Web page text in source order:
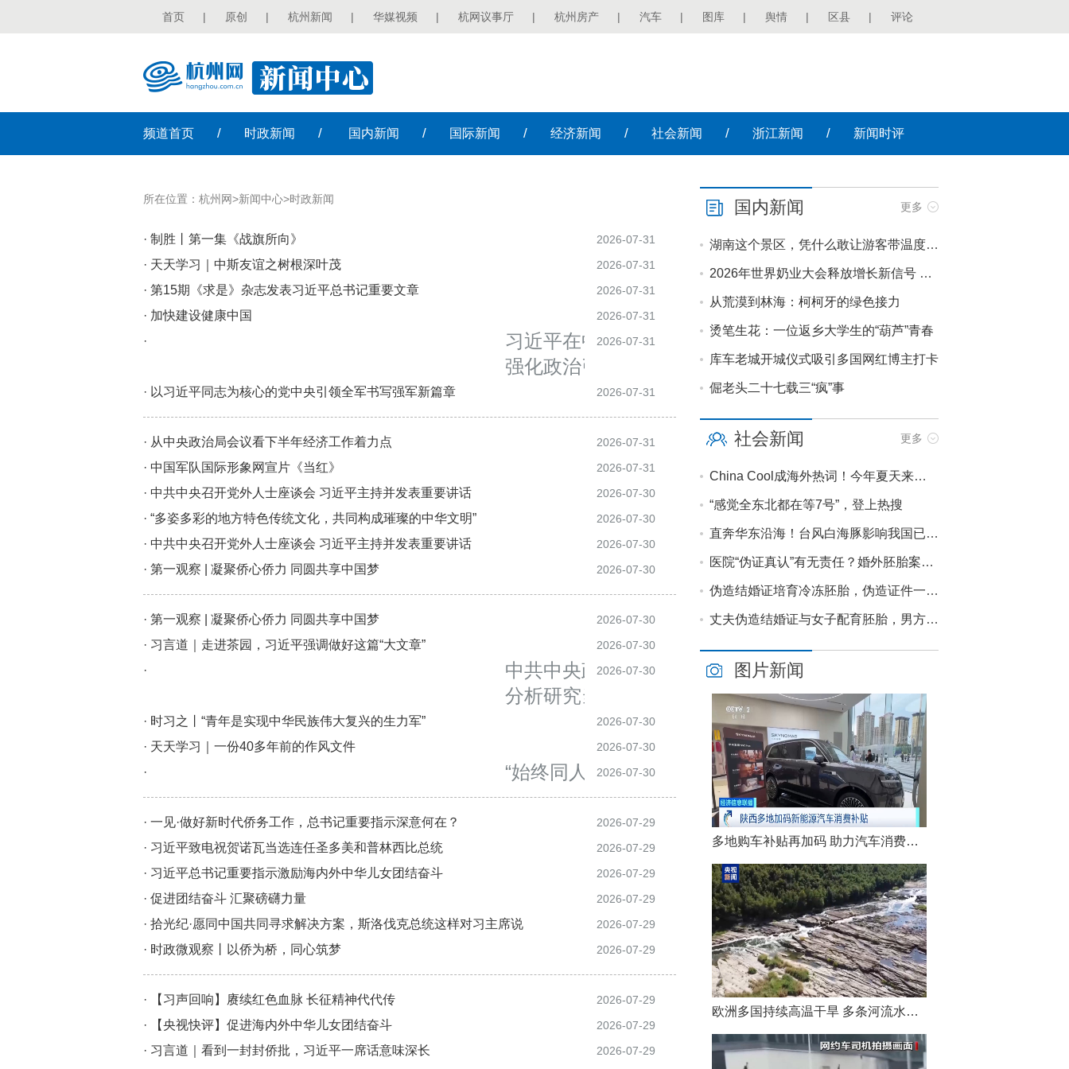
首页 | 原创 | 杭州新闻 | 华媒视频 | 杭网议事厅 | 杭州房产 | 汽车 | 图库 | 舆情 | 区县 | 评论
频道首页 / 时政新闻 / 国内新闻 / 国际新闻 / 经济新闻 / 社会新闻 / 浙江新闻 / 新闻时评
所在位置： 杭州网>新闻中心>时政新闻
· 制胜丨第一集《战旗所向》 2026-07-31
· 天天学习｜中斯友谊之树根深叶茂 2026-07-31
· 第15期《求是》杂志发表习近平总书记重要文章 2026-07-31
· 加快建设健康中国 2026-07-31
·
习近平在中共中央政治局第二十七次集体学习时强调
强化政治引领 深化创新发展 高质量推进国防和军队现代化
2026-07-31
· 以习近平同志为核心的党中央引领全军书写强军新篇章 2026-07-31
· 从中央政治局会议看下半年经济工作着力点 2026-07-31
· 中国军队国际形象网宣片《当红》 2026-07-31
· 中共中央召开党外人士座谈会 习近平主持并发表重要讲话 2026-07-30
· “多姿多彩的地方特色传统文化，共同构成璀璨的中华文明” 2026-07-30
· 中共中央召开党外人士座谈会 习近平主持并发表重要讲话 2026-07-30
· 第一观察 | 凝聚侨心侨力 同圆共享中国梦 2026-07-30
· 第一观察 | 凝聚侨心侨力 同圆共享中国梦 2026-07-30
· 习言道｜走进茶园，习近平强调做好这篇“大文章” 2026-07-30
·
中共中央政治局召开会议 决定召开二十届五中全会
分析研究当前经济形势和经济工作 中共中央总书记习近平主持会议
2026-07-30
· 时习之丨“青年是实现中华民族伟大复兴的生力军” 2026-07-30
· 天天学习｜一份40多年前的作风文件 2026-07-30
· “始终同人民同呼吸、共命运、心连心”（总书记的人民情怀）
2026-07-30
· 一见·做好新时代侨务工作，总书记重要指示深意何在？ 2026-07-29
· 习近平致电祝贺诺瓦当选连任圣多美和普林西比总统 2026-07-29
· 习近平总书记重要指示激励海内外中华儿女团结奋斗 2026-07-29
· 促进团结奋斗 汇聚磅礴力量 2026-07-29
· 拾光纪·愿同中国共同寻求解决方案，斯洛伐克总统这样对习主席说 2026-07-29
· 时政微观察丨以侨为桥，同心筑梦 2026-07-29
· 【习声回响】赓续红色血脉 长征精神代代传 2026-07-29
· 【央视快评】促进海内外中华儿女团结奋斗 2026-07-29
· 习言道｜看到一封封侨批，习近平一席话意味深长 2026-07-29
国内新闻 更多
湖南这个景区，凭什么敢让游客带温度计进山？
2026年世界奶业大会释放增长新信号 伊利以精准营养打开价值新蓝海
从荒漠到林海：柯柯牙的绿色接力
烫笔生花：一位返乡大学生的“葫芦”青春
库车老城开城仪式吸引多国网红博主打卡
倔老头二十七载三“疯”事
社会新闻 更多
China Cool成海外热词！今年夏天来中国纳凉
“感觉全东北都在等7号”，登上热搜
直奔华东沿海！台风白海豚影响我国已成定局 即将进入48小时台风警戒线
​医院“伪证真认”有无责任？婚外胚胎案原配朱女士起诉医院索赔10万元精神损害抚慰金，律师：责任轻重取决于伪证是“一眼假”还是“高仿真”？
​伪造结婚证培育冷冻胚胎，伪造证件一定会判刑吗？律师：不一定！胚胎尚未移植孕育，若未完成严重后果，可能仅作行政处罚
丈夫伪造结婚证与女子配育胚胎，男方构成重婚罪吗？律师：不构成！法律重婚和事实重婚均不构成
图片新闻
多地购车补贴再加码 助力汽车消费市场升温
欧洲多国持续高温干旱 多条河流水位显著降低